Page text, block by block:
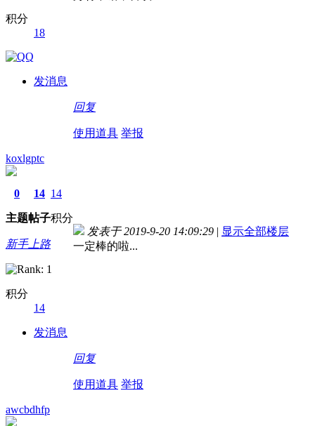
积分
18
发消息
回复
使用道具 举报
koxlgptc
0
主题
14
帖子
14
积分
新手上路
积分
14
发消息
发表于 2019-9-20 14:09:29 | 显示全部楼层
一定棒的啦...
回复
使用道具 举报
awcbdhfp